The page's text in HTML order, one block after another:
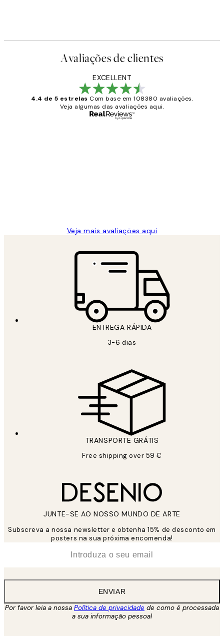
Avaliações de clientes
EXCELLENT
4.4 de 5 estrelas Com base em 108380 avaliações.
Veja algumas das avaliações aqui.
Veja mais avaliações aqui
ENTREGA RÁPIDA
3-6 dias
TRANSPORTE GRÁTIS
Free shipping over 59 €
JUNTE-SE AO NOSSO MUNDO DE ARTE
Subscreva a nossa newsletter e obtenha 15% de desconto em
posters na sua próxima encomenda!
ENVIAR
Por favor leia a nossa Política de privacidade de como é processada
a sua informação pessoal